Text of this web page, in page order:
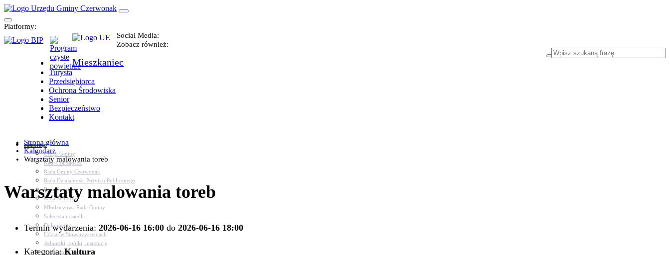
Platformy:
Social Media:
Zobacz również:
Mieszkaniec
Turysta
Przedsiębiorca
Ochrona Środowiska
Senior
Bezpieczeństwo
Kontakt
Samorząd
Urząd Gminy
Kadra zarządcza
Rada Gminy Czerwonak
Rada Działalności Pożytku Publicznego
Rada Sportu
Rada Seniorów
Młodzieżowa Rada Gminy
Sołectwa i osiedla
Dokumenty
Udział w Stowarzyszeniach
Jednostki, spółki, instytucje
Zasłużeni dla gminy
Strona główna
Kalendarz
Warsztaty malowania toreb
Warsztaty malowania toreb
Termin wydarzenia: 2026-06-16 16:00 do 2026-06-16 18:00
Kategoria:Kultura